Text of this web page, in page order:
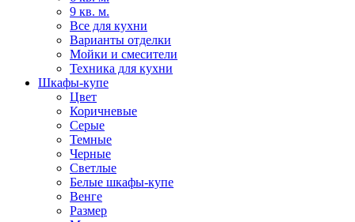
9 кв. м.
Все для кухни
Варианты отделки
Мойки и смесители
Техника для кухни
Шкафы-купе
Цвет
Коричневые
Серые
Темные
Черные
Светлые
Белые шкафы-купе
Венге
Размер